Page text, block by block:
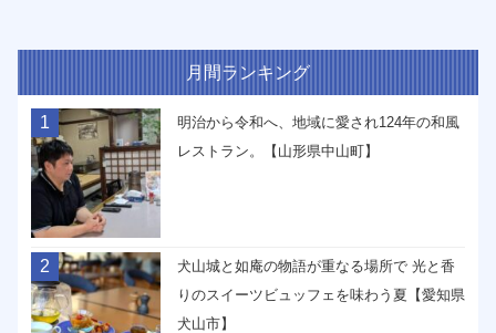
月間ランキング
1
明治から令和へ、地域に愛され124年の和風
レストラン。【山形県中山町】
2
犬山城と如庵の物語が重なる場所で 光と香
りのスイーツビュッフェを味わう夏【愛知県
犬山市】